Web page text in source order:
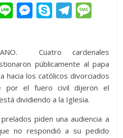
Li M
e
n
g
er
S
p
e
T
gr
a
m
a
g
e
Cuatro cardenales
públicamente al papa
hacia los católicos divorciados
por el fuero civil dijeron el
dividiendo a la Iglesia.
piden una audiencia a
no respondió a su pedido